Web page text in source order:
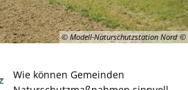
© Modell-Naturschutzstation Nord
Wie können Gemeinden